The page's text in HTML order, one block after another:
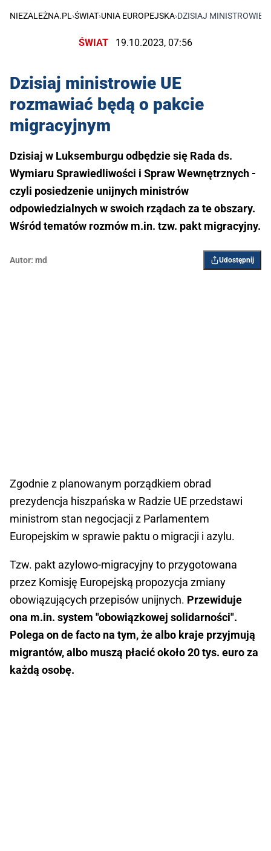
NIEZALEŻNA.PL ›ŚWIAT›UNIA EUROPEJSKA›DZISIAJ MINISTROWIE
ŚWIAT 19.10.2023, 07:56
Dzisiaj ministrowie UE
rozmawiać będą o pakcie
migracyjnym
Dzisiaj w Luksemburgu odbędzie się Rada ds.
Wymiaru Sprawiedliwości i Spraw Wewnętrznych -
czyli posiedzenie unijnych ministrów
odpowiedzialnych w swoich rządach za te obszary.
Wśród tematów rozmów m.in. tzw. pakt migracyjny.
Autor: md Udostępnij
Zgodnie z planowanym porządkiem obrad
prezydencja hiszpańska w Radzie UE przedstawi
ministrom stan negocjacji z Parlamentem
Europejskim w sprawie paktu o migracji i azylu.
Tzw. pakt azylowo-migracyjny to przygotowana
przez Komisję Europejską propozycja zmiany
obowiązujących przepisów unijnych. Przewiduje
ona m.in. system "obowiązkowej solidarności".
Polega on de facto na tym, że albo kraje przyjmują
migrantów, albo muszą płacić około 20 tys. euro za
każdą osobę.